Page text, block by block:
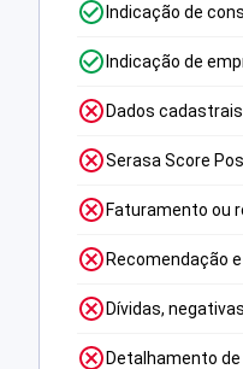
Indicação de
Indicação de
Dados
Serasa Score
Faturamento ou
Recomendação
Dívidas,
Detalhamento